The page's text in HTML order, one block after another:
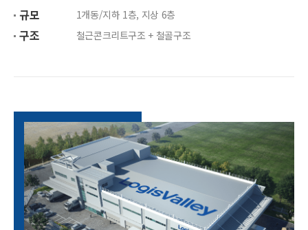
규모 1개동/지하 1층, 지상 6층
구조 철근콘크리트구조 + 철골구조